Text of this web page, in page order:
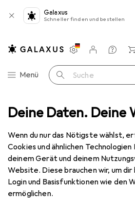
Deine Daten. Deine
Wenn du nur das Nötigste wählst,
Cookies und ähnlichen
deinem Gerät und deinem
Website. Diese brauchen wir, um dir
Login und Basisfunktionen wie den
ermöglichen.
Galaxus
Schneller finden und bestellen
Navigation nach Kategorien
Menü Suche
Einstellungen
Kundenkonto
Vergleichslisten
Merklisten
Warenkorb
Notebooks + PCs Notebook
Stylus Zubehör
Produkte Forum